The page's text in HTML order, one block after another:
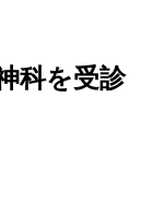
科を受診